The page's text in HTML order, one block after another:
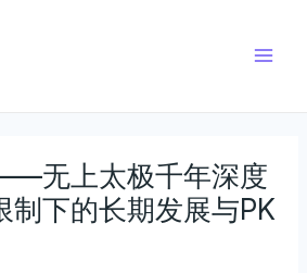
无上太极千年深度
制下的长期发展与PK